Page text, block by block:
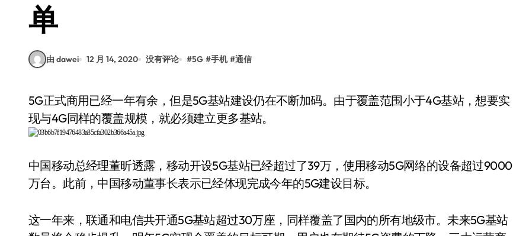
单
由 dawei 12 月 14, 2020 没有评论 #5G #手机 #通信
5G正式商用已经一年有余，但是5G基站建设仍在不断加码。由于覆盖范围小于4G基站，想要实
现与4G同样的覆盖规模，就必须建立更多基站。
中国移动总经理董昕透露，移动开设5G基站已经超过了39万，使用移动5G网络的设备超过9000
万台。此前，中国移动董事长表示已经体现完成今年的5G建设目标。
这一年来，联通和电信共开通5G基站超过30万座，同样覆盖了国内的所有地级市。未来5G基站